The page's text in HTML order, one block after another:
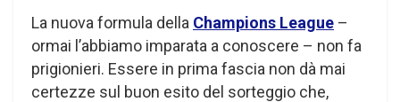
La nuova formula della Champions League –
ormai l’abbiamo imparata a conoscere – non fa
prigionieri. Essere in prima fascia non dà mai
certezze sul buon esito del sorteggio che,